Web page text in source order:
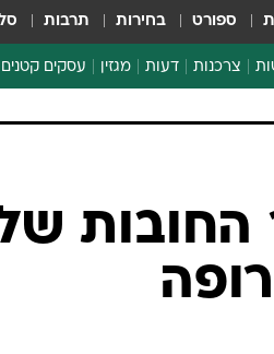
ספורט בחירות תרבות
צרכנות
צרכנות פיננסית
דעות מגזין עסקים קטנים